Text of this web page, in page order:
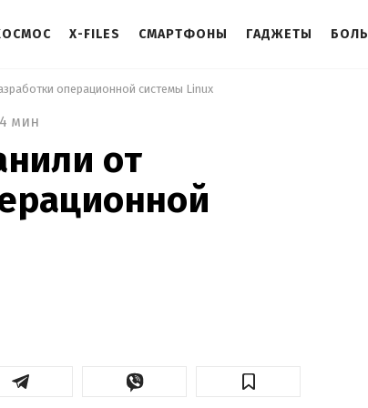
X-FILES СМАРТФОНЫ ГАДЖЕТЫ
операционной системы Linux
4 мин
от